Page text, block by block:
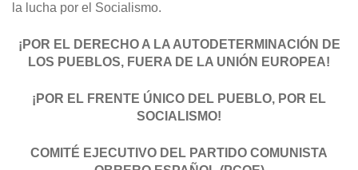
la lucha por el Socialismo.
¡POR EL DERECHO A LA AUTODETERMINACIÓN DE
LOS PUEBLOS, FUERA DE LA UNIÓN EUROPEA!
¡POR EL FRENTE ÚNICO DEL PUEBLO, POR EL
SOCIALISMO!
COMITÉ EJECUTIVO DEL PARTIDO COMUNISTA